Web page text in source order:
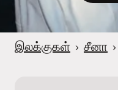
இலக்குகள் › சீனா ›